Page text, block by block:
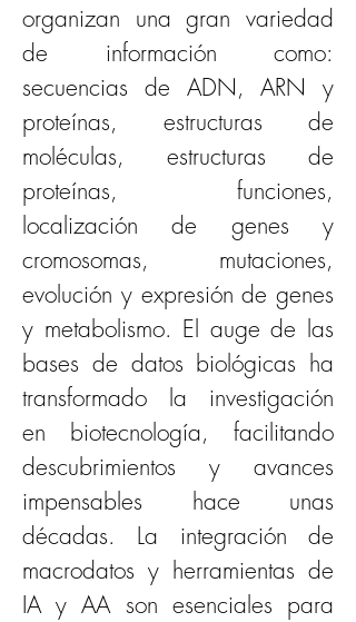
organizan una gran variedad
de información como:
secuencias de ADN, ARN y
proteínas, estructuras de
moléculas, estructuras de
proteínas, funciones,
localización de genes y
cromosomas, mutaciones,
evolución y expresión de genes
y metabolismo. El auge de las
bases de datos biológicas ha
transformado la investigación
en biotecnología, facilitando
descubrimientos y avances
impensables hace unas
décadas. La integración de
macrodatos y herramientas de
IA y AA son esenciales para